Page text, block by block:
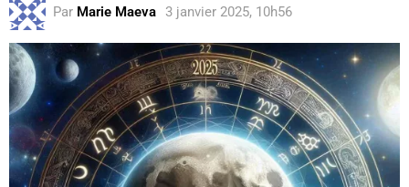
Par Marie Maeva 3 janvier 2025, 10h56